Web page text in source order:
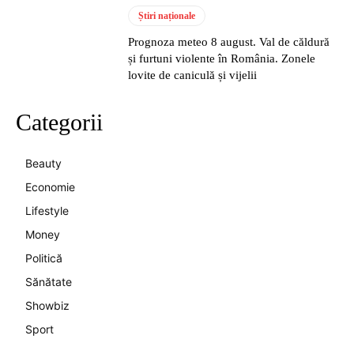
Știri naționale
Prognoza meteo 8 august. Val de căldură
și furtuni violente în România. Zonele
lovite de caniculă și vijelii
Categorii
Beauty
Economie
Lifestyle
Money
Politică
Sănătate
Showbiz
Sport